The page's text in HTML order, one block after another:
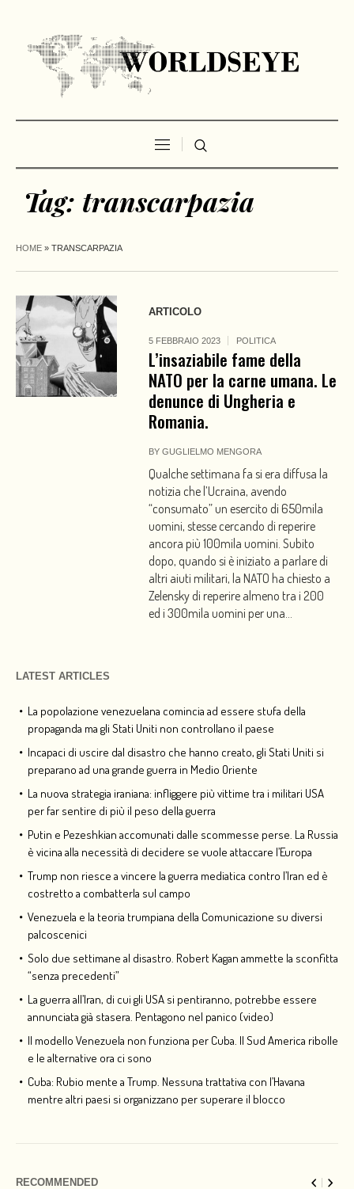
Tag: transcarpazia
HOME » TRANSCARPAZIA
ARTICOLO
5 FEBBRAIO 2023 POLITICA
L’insaziabile fame della
NATO per la carne umana. Le
denunce di Ungheria e
Romania.
BYGUGLIELMO MENGORA
Qualche settimana fa si era diffusa la
notizia che l’Ucraina, avendo
“consumato” un esercito di 650mila
uomini, stesse cercando di reperire
ancora più 100mila uomini. Subito
dopo, quando si è iniziato a parlare di
altri aiuti militari, la NATO ha chiesto a
Zelensky di reperire almeno tra i 200
ed i 300mila uomini per una...
LATEST ARTICLES
La popolazione venezuelana comincia ad essere stufa della
propaganda ma gli Stati Uniti non controllano il paese
Incapaci di uscire dal disastro che hanno creato, gli Stati Uniti si
preparano ad una grande guerra in Medio Oriente
La nuova strategia iraniana: infliggere più vittime tra i militari USA
per far sentire di più il peso della guerra
Putin e Pezeshkian accomunati dalle scommesse perse. La Russia
è vicina alla necessità di decidere se vuole attaccare l’Europa
Trump non riesce a vincere la guerra mediatica contro l’Iran ed è
costretto a combatterla sul campo
Venezuela e la teoria trumpiana della Comunicazione su diversi
palcoscenici
Solo due settimane al disastro. Robert Kagan ammette la sconfitta
“senza precedenti”
La guerra all’Iran, di cui gli USA si pentiranno, potrebbe essere
annunciata già stasera. Pentagono nel panico (video)
Il modello Venezuela non funziona per Cuba. Il Sud America ribolle
e le alternative ora ci sono
Cuba: Rubio mente a Trump. Nessuna trattativa con l’Havana
mentre altri paesi si organizzano per superare il blocco
RECOMMENDED